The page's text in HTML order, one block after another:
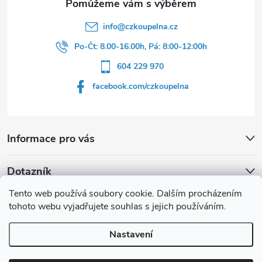
Tento web používá soubory cookie. Dalším procházením
tohoto webu vyjadřujete souhlas s jejich používáním.
Nastavení
Informace pro vás
info@czkoupelna.cz
Po-Čt: 8.00-16.00h, Pá: 8:00-12:00h
604 229 970
facebook.com/czkoupelna
Dotazník
Líbí se vám u sprchového koutu rám barvě
Počet hlasů: